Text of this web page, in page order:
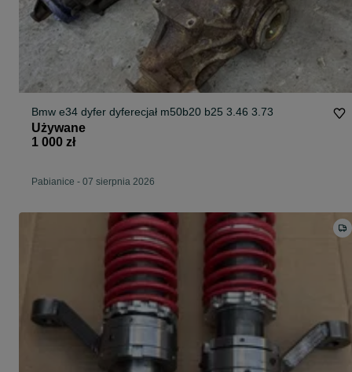
Bmw e34 dyfer dyferecjał m50b20 b25 3.46 3.73
Używane
1 000 zł
Pabianice - 07 sierpnia 2026